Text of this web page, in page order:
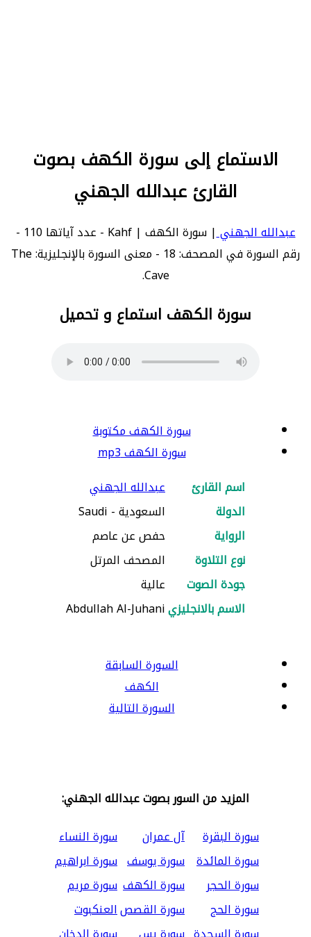
الاستماع إلى سورة الكهف بصوت
القارئ عبدالله الجهني
عبدالله الجهني
| سورة الكهف | Kahf - عدد آياتها 110 -
رقم السورة في المصحف: 18 - معنى السورة بالإنجليزية: The
Cave.
سورة الكهف استماع و تحميل
سورة الكهف مكتوبة
سورة الكهف mp3
اسم القارئ
عبدالله الجهني
الدولة
السعودية - Saudi
الرواية
حفص عن عاصم
نوع التلاوة
المصحف المرتل
جودة الصوت
عالية
الاسم بالانجليزيAbdullah Al-Juhani
السورة السابقة
الكهف
السورة التالية
المزيد من السور بصوت عبدالله الجهني:
سورة البقرة
آل عمران
سورة النساء
سورة المائدة سورة يوسف سورة ابراهيم
سورة الحجر
سورة الكهف سورة مريم
سورة الحج
سورة القصصالعنكبوت